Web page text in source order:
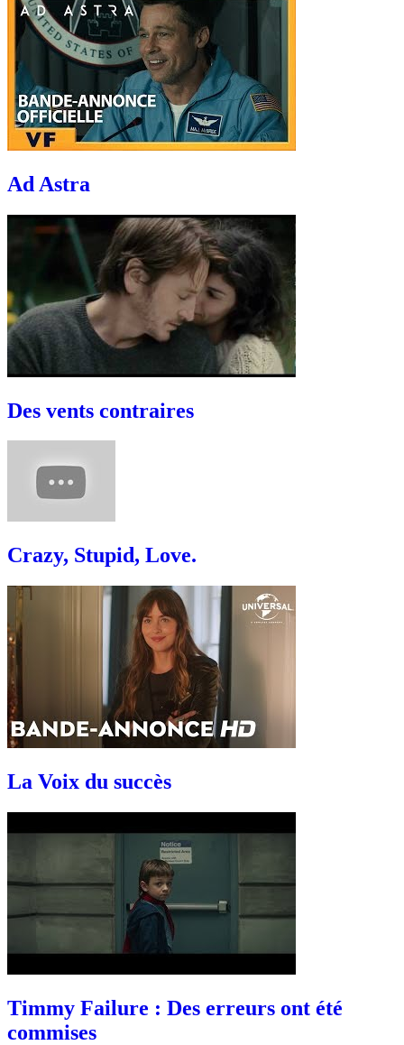
Ad Astra
Des vents contraires
Crazy, Stupid, Love.
La Voix du succès
Timmy Failure : Des erreurs ont été
commises